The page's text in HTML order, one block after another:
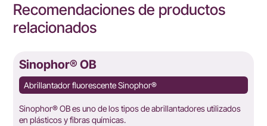
Recomendaciones de productos
relacionados
Sinophor® OB
Abrillantador fluorescente Sinophor®
Sinophor® OB es uno de los tipos de abrillantadores utilizados
en plásticos y fibras químicas.